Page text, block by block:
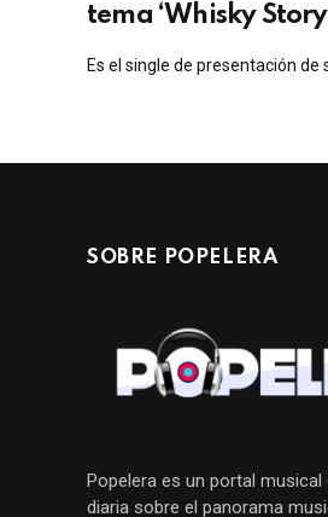
tema ‘Whisky
Es el single de presentación de
SOBRE POPELERA
Popelera es un portal
diaria sobre el panorama